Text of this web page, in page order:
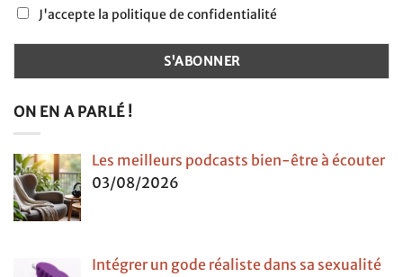
J'accepte la politique de confidentialité
ON EN A PARLÉ !
Les meilleurs podcasts bien-être à écouter
03/08/2026
Intégrer un gode réaliste dans sa sexualité